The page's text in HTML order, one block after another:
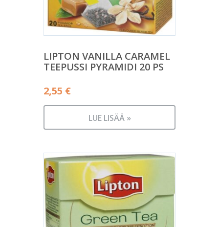
LIPTON VANILLA CARAMEL
TEEPUSSI PYRAMIDI 20 PS
2,55 €
LUE LISÄÄ »